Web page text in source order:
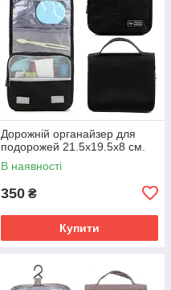
Дорожній органайзер для
подорожей 21.5х19.5х8 см.
В наявності
350 ₴
Купити